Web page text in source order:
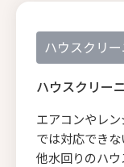
ハウスクリ
ハウスクリー
エアコンやレ
では対応でき
他水回りのハ